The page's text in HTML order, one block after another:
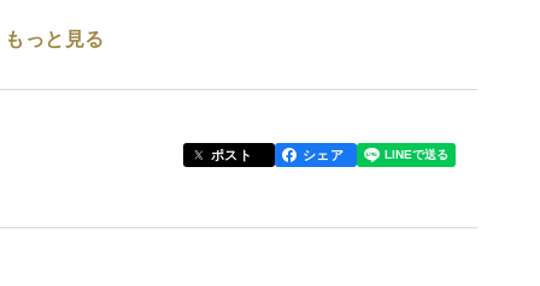
です。私たちは2015年に自然農法センターでお米
もっと見る
ポスト シェア